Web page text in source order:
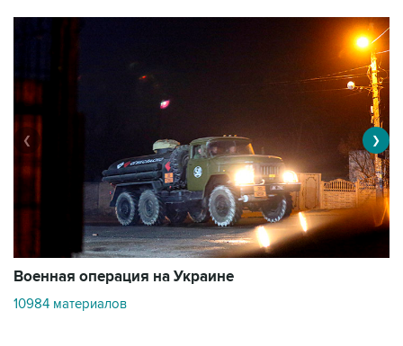
Военная операция на Украине
10984 материалов
❮ ❯